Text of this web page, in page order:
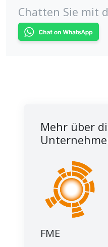
Chatten Sie mit
Mehr über
FME